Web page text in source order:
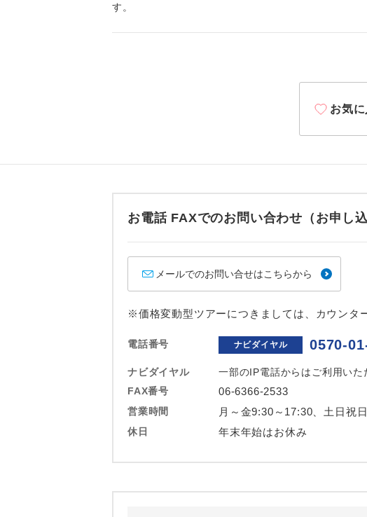
す。
お気
お電話 FAXでのお問い合わせ（お申し
メールでのお問い合せはこちらから
※価格変動型ツアーにつきましては、カウンタ
電話番号 ナビダイヤル 0570-
ナビダイヤル
一部のIP電話からはご利用いた
FAX番号
06-6366-2533
営業時間 月～金9:30～17:30、土日祝
休日 年末年始はお休み
1名様1室同代金
ホテル指定
おひとり様バス2席利用